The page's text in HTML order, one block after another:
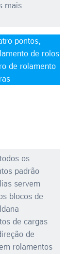
mais
pontos,
de rolos
de rolamento
os
padrão
servem
blocos de
de cargas
de
rolamentos